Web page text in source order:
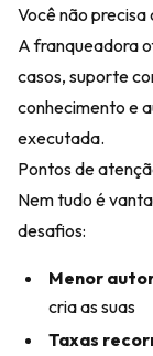
Você não
A franqueadora
casos, suporte
conhecimento e
executada.
Pontos de
Nem tudo é
desafios:
Menor
cria as suas
Taxas